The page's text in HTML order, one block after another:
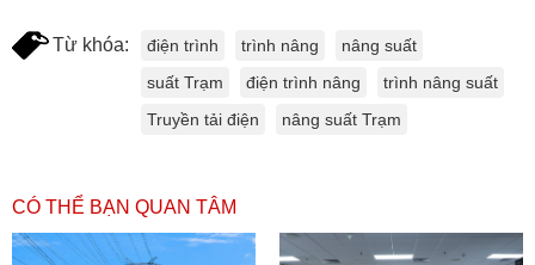
Từ khóa: điện trình trình nâng
nâng suất
suất Trạm
điện trình nâng
trình nâng suất
Truyền tải điện
nâng suất Trạm
CÓ THỂ BẠN QUAN TÂM